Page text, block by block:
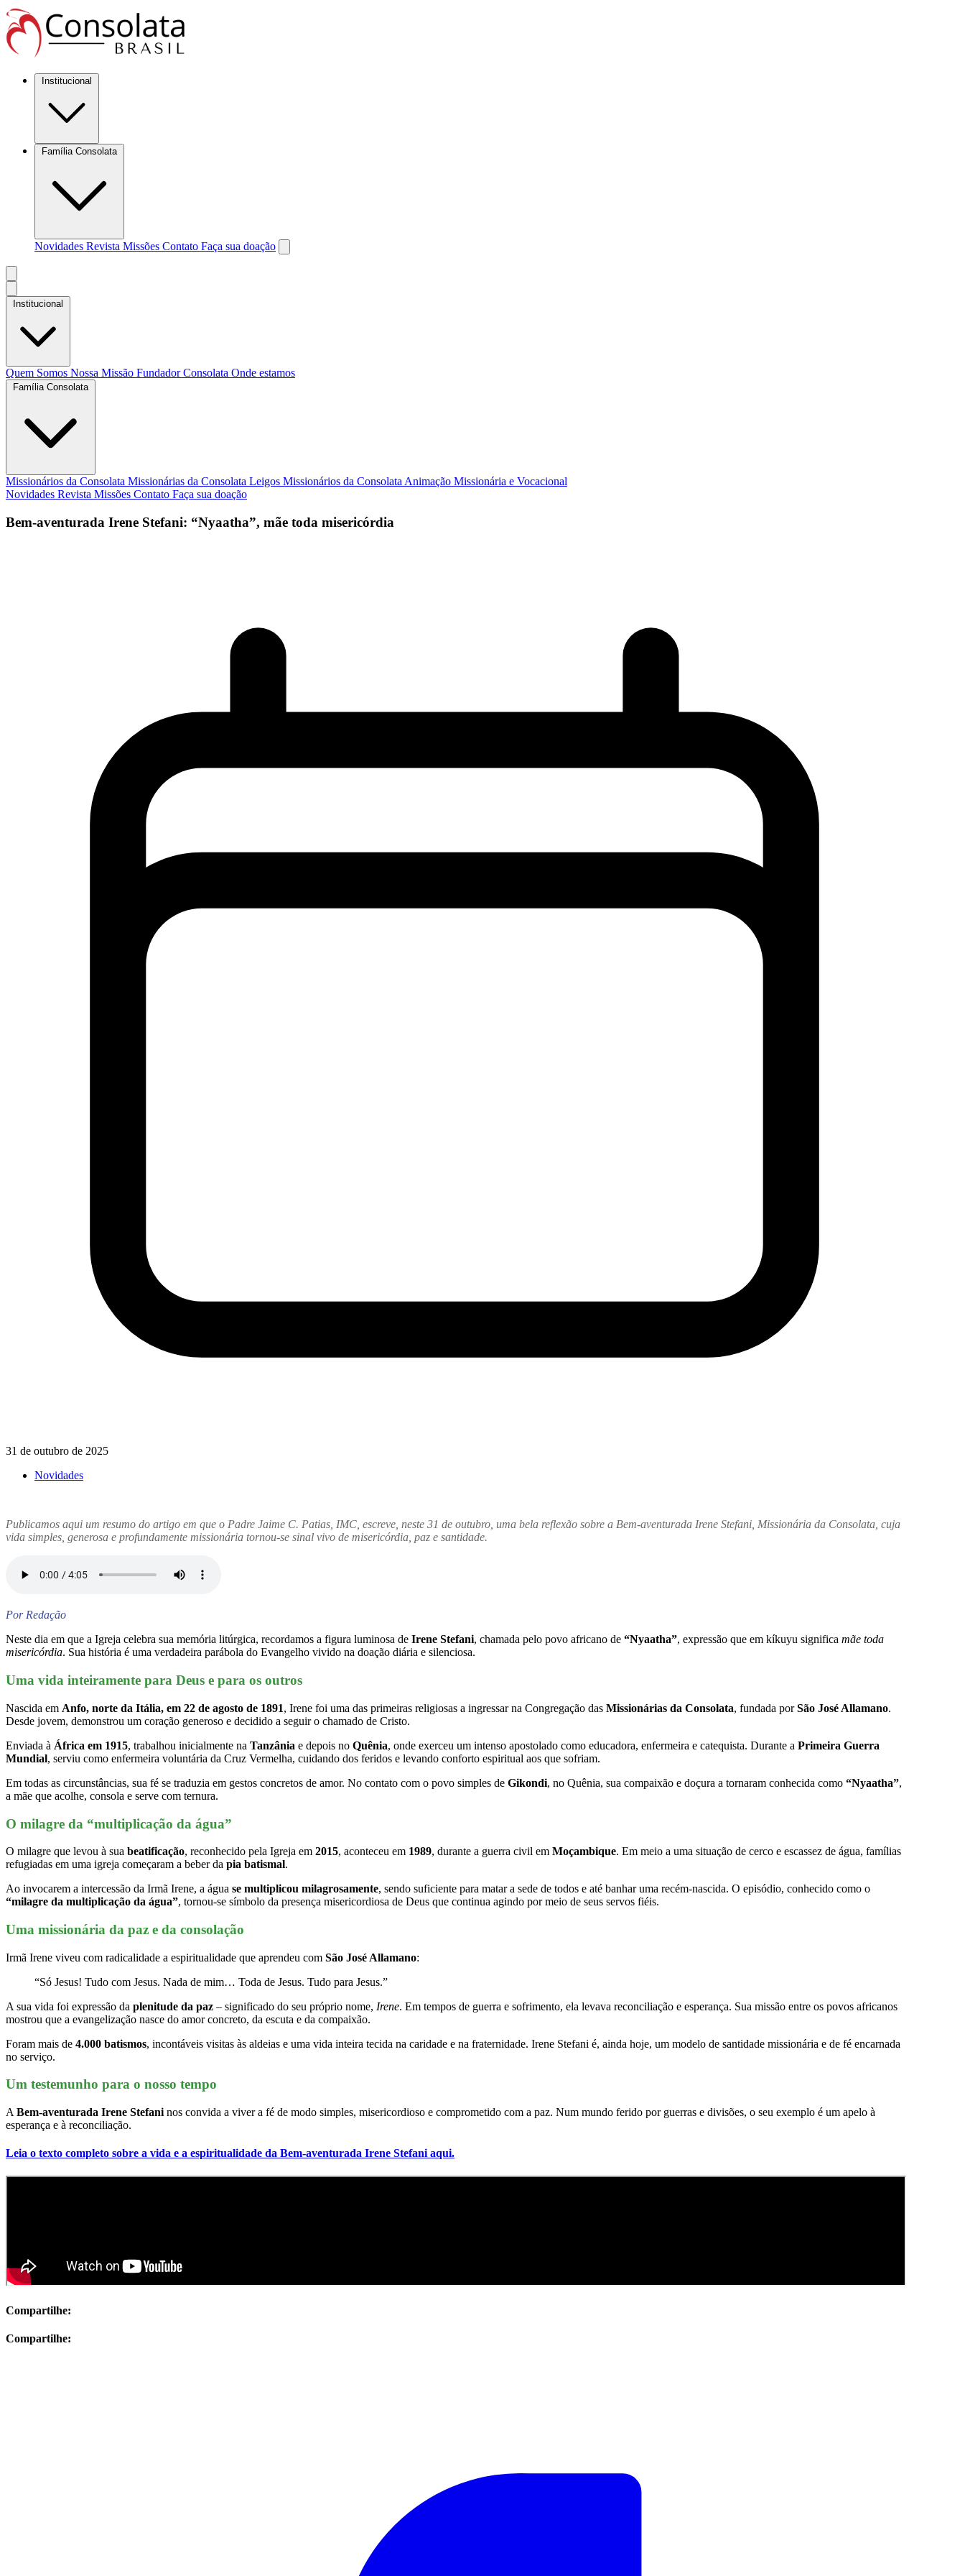
Institucional
Família Consolata
Novidades Revista Missões Contato Faça sua doação
Institucional
Quem Somos Nossa Missão FundadorConsolata Onde estamos
Família Consolata
Missionários da Consolata Missionárias da Consolata Leigos Missionários da Consolata Animação Missionária e Vocacional
Novidades Revista Missões Contato Faça sua doação
Bem-aventurada Irene Stefani: “Nyaatha”, mãe toda misericórdia
31 de outubro de 2025
Novidades
Publicamos aqui um resumo do artigo em que o Padre Jaime C. Patias, IMC, escreve, neste 31 de outubro, uma bela reflexão sobre a Bem-aventurada Irene Stefani, Missionária da Consolata, cuja
vida simples, generosa e profundamente missionária tornou-se sinal vivo de misericórdia, paz e santidade.
Por Redação
Neste dia em que a Igreja celebra sua memória litúrgica, recordamos a figura luminosa de Irene Stefani, chamada pelo povo africano de “Nyaatha”, expressão que em kíkuyu significa mãe toda
misericórdia. Sua história é uma verdadeira parábola do Evangelho vivido na doação diária e silenciosa.
Uma vida inteiramente para Deus e para os outros
Nascida em Anfo, norte da Itália, em 22 de agosto de 1891, Irene foi uma das primeiras religiosas a ingressar na Congregação das Missionárias da Consolata, fundada porSão José Allamano.
Desde jovem, demonstrou um coração generoso e decidido a seguir o chamado de Cristo.
Enviada à África em 1915, trabalhou inicialmente na Tanzânia e depois no Quênia, onde exerceu um intenso apostolado como educadora, enfermeira e catequista. Durante a Primeira Guerra
Mundial, serviu como enfermeira voluntária da Cruz Vermelha, cuidando dos feridos e levando conforto espiritual aos que sofriam.
Em todas as circunstâncias, sua fé se traduzia em gestos concretos de amor. No contato com o povo simples de Gikondi, no Quênia, sua compaixão e doçura a tornaram conhecida como “Nyaatha”,
a mãe que acolhe, consola e serve com ternura.
O milagre da “multiplicação da água”
O milagre que levou à sua beatificação, reconhecido pela Igreja em 2015, aconteceu em 1989, durante a guerra civil em Moçambique. Em meio a uma situação de cerco e escassez de água, famílias
refugiadas em uma igreja começaram a beber da pia batismal.
Ao invocarem a intercessão da Irmã Irene, a água se multiplicou milagrosamente, sendo suficiente para matar a sede de todos e até banhar uma recém-nascida. O episódio, conhecido como o
“milagre da multiplicação da água”, tornou-se símbolo da presença misericordiosa de Deus que continua agindo por meio de seus servos fiéis.
Uma missionária da paz e da consolação
Irmã Irene viveu com radicalidade a espiritualidade que aprendeu com São José Allamano:
“Só Jesus! Tudo com Jesus. Nada de mim… Toda de Jesus. Tudo para Jesus.”
A sua vida foi expressão da plenitude da paz – significado do seu próprio nome, Irene. Em tempos de guerra e sofrimento, ela levava reconciliação e esperança. Sua missão entre os povos africanos
mostrou que a evangelização nasce do amor concreto, da escuta e da compaixão.
Foram mais de 4.000 batismos, incontáveis visitas às aldeias e uma vida inteira tecida na caridade e na fraternidade. Irene Stefani é, ainda hoje, um modelo de santidade missionária e de fé encarnada
no serviço.
Um testemunho para o nosso tempo
A Bem-aventurada Irene Stefani nos convida a viver a fé de modo simples, misericordioso e comprometido com a paz. Num mundo ferido por guerras e divisões, o seu exemplo é um apelo à
esperança e à reconciliação.
Leia o texto completo sobre a vida e a espiritualidade da Bem-aventurada Irene Stefani aqui.
Compartilhe:
Compartilhe: